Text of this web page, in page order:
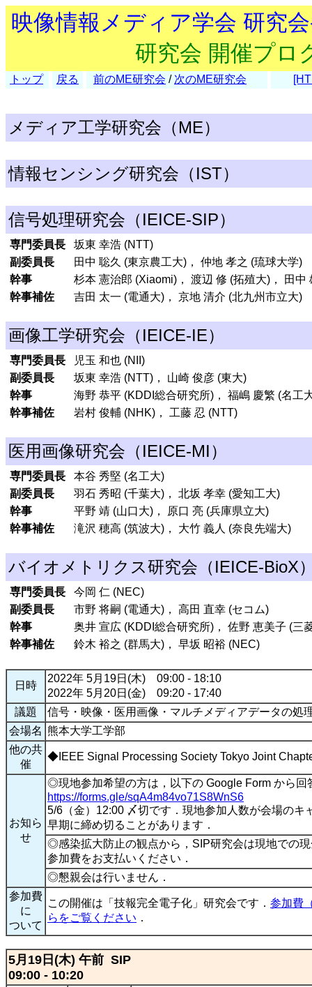
映像情報メディア学会 研究
研究会 開催プロ
トップ 戻る 前のME研究会 / 次のME研究会
メディア工学研究会（ME）
情報センシング研究会（IST）
信号処理研究会（IEICE-SIP）
専門委員長
坂東 幸浩 (NTT)
副委員長
田中 聡久 (東京農工大)， 仲地 孝之 (琉球大学)
幹事
杉本 憲治郎 (Xiaomi)， 渡辺 修 (拓殖大)， 田中
幹事補佐
吉田 太一 (電通大)， 京地 清介 (北九州市立大)
画像工学研究会（IEICE-IE）
専門委員長
児玉 和也 (NII)
副委員長
坂東 幸浩 (NTT)， 山崎 俊彦 (東大)
幹事
海野 恭平 (KDDI総合研究所)， 福嶋 慶繁 (名工
幹事補佐
岩村 俊輔 (NHK)， 工藤 忍 (NTT)
医用画像研究会（IEICE-MI）
専門委員長
本谷 秀堅 (名工大)
副委員長
羽石 秀昭 (千葉大)， 北坂 孝幸 (愛知工大)
幹事
平野 靖 (山口大)， 原口 亮 (兵庫県立大)
幹事補佐
滝沢 穂高 (筑波大)， 大竹 義人 (奈良先端大)
バイオメトリクス研究会（IEICE-BioX
専門委員長
今岡 仁 (NEC)
副委員長
市野 将嗣 (電通大)， 高田 直幸 (セコム)
幹事
奥井 宣広 (KDDI総合研究所)， 佐野 恵美子 (三
幹事補佐
鈴木 裕之 (群馬大)， 早坂 昭裕 (NEC)
日時
2022年 5月19日(木) 09:00 - 18:10
2022年 5月20日(金) 09:20 - 17:40
議題
信号・映像・医用画像・マルチメディアデータの処
会場名 熊本大学工学部
他の共
催
◆IEEE Signal Processing Society Tokyo Joint
お知ら
せ
◎現地参加希望の方は，以下の Google Form から回
https://forms.gle/sqA4m84vo71S8WnS6
5/6（金）12:00 〆切です．現地参加人数が会場の
早期に締め切ることがあります．
◎感染拡大防止の観点から，SIP研究会は現地での
参加費をお支払いください．
◎懇親会は行いません．
参加費
に
ついて
この開催は「技報完全電子化」研究会です． 参加費
らをご覧ください ．
5月19日(木) 午前 SIP
09:00 - 10:20